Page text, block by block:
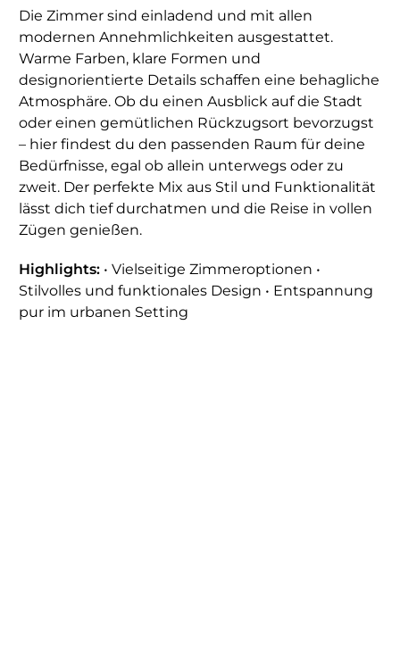
Die Zimmer sind einladend und mit allen
modernen Annehmlichkeiten ausgestattet.
Warme Farben, klare Formen und
designorientierte Details schaffen eine behagliche
Atmosphäre. Ob du einen Ausblick auf die Stadt
oder einen gemütlichen Rückzugsort bevorzugst
– hier findest du den passenden Raum für deine
Bedürfnisse, egal ob allein unterwegs oder zu
zweit. Der perfekte Mix aus Stil und Funktionalität
lässt dich tief durchatmen und die Reise in vollen
Zügen genießen.
Highlights: • Vielseitige Zimmeroptionen •
Stilvolles und funktionales Design • Entspannung
pur im urbanen Setting